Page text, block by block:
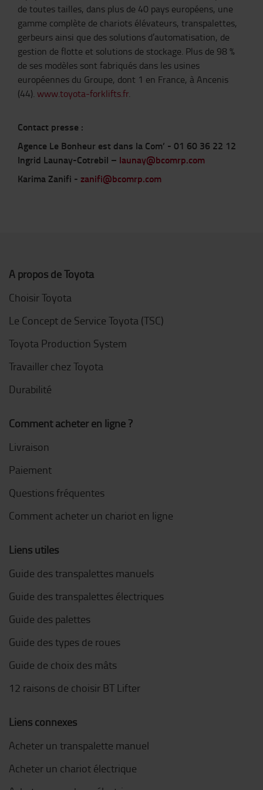
de toutes tailles, dans plus de 40 pays européens, une
gamme complète de chariots élévateurs, transpalettes,
gerbeurs ainsi que des solutions d’automatisation, de
gestion de flotte et solutions de stockage. Plus de 98 %
de ses modèles sont fabriqués dans les usines
européennes du Groupe, dont 1 en France, à Ancenis
(44). www.toyota-forklifts.fr.
Contact presse :
Agence Le Bonheur est dans la Com’ - 01 60 36 22 12
Ingrid Launay-Cotrebil – launay@bcomrp.com
Karima Zanifi - zanifi@bcomrp.com
A propos de Toyota
Choisir Toyota
Le Concept de Service Toyota (TSC)
Toyota Production System
Travailler chez Toyota
Durabilité
Comment acheter en ligne ?
Livraison
Paiement
Questions fréquentes
Comment acheter un chariot en ligne
Liens utiles
Guide des transpalettes manuels
Guide des transpalettes électriques
Guide des palettes
Guide des types de roues
Guide de choix des mâts
12 raisons de choisir BT Lifter
Liens connexes
Acheter un transpalette manuel
Acheter un chariot électrique